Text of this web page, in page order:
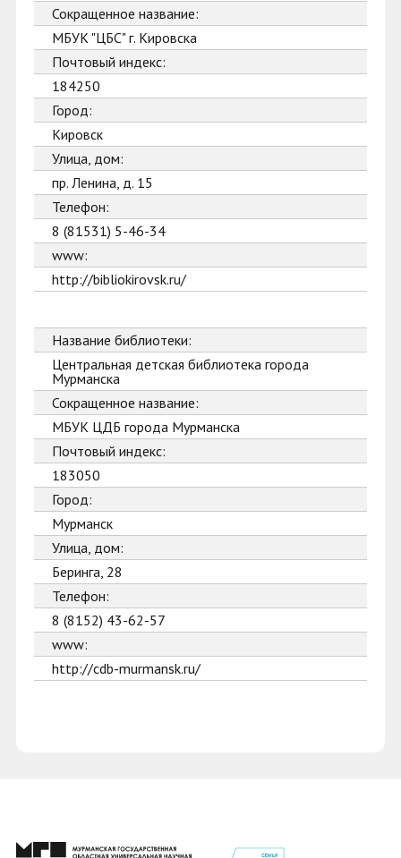
Сокращенное название:
МБУК "ЦБС" г. Кировска
Почтовый индекс:
184250
Город:
Кировск
Улица, дом:
пр. Ленина, д. 15
Телефон:
8 (81531) 5-46-34
www:
http://bibliokirovsk.ru/
Название библиотеки:
Центральная детская библиотека города
Мурманска
Сокращенное название:
МБУК ЦДБ города Мурманска
Почтовый индекс:
183050
Город:
Мурманск
Улица, дом:
Беринга, 28
Телефон:
8 (8152) 43-62-57
www:
http://cdb-murmansk.ru/